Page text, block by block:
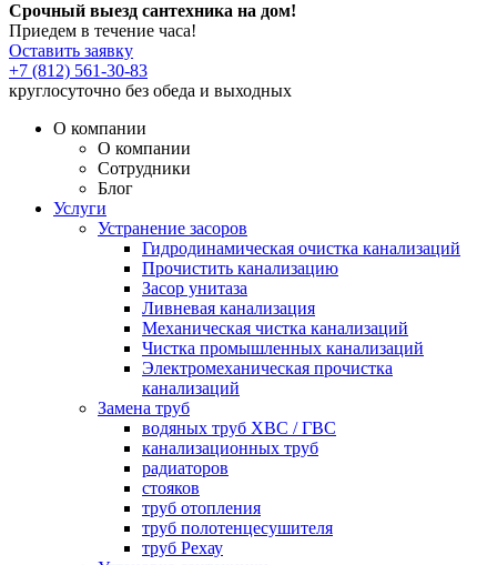
Срочный выезд сантехника на дом!
Приедем в течение часа!
Оставить заявку
+7 (812) 561-30-83
круглосуточно без обеда и выходных
О компании
О компании
Сотрудники
Блог
Услуги
Устранение засоров
Гидродинамическая очистка канализаций
Прочистить канализацию
Засор унитаза
Ливневая канализация
Механическая чистка канализаций
Чистка промышленных канализаций
Электромеханическая прочистка
канализаций
Замена труб
водяных труб ХВС / ГВС
канализационных труб
радиаторов
стояков
труб отопления
труб полотенцесушителя
труб Рехау